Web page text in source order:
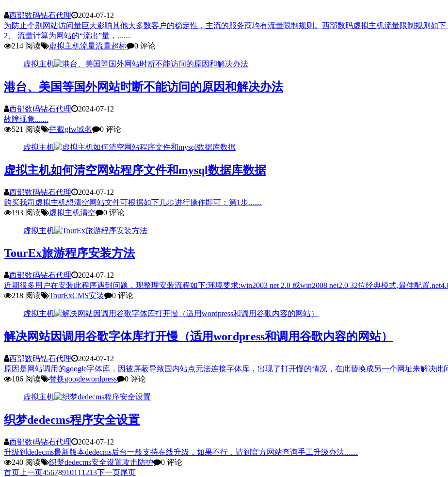
西部数码钻石代理
2024-07-12
为防止个别网站访问量巨大影响其他大多数客户的稳定性，主流的服务商均有流量限制规则。西部数码虚拟主机流量限制规则如
2、 流量计算为网站的“流出”量，.......
214 阅读
虚拟主机流量流量超标 0 评论
虚拟主机
港台、美国等国外网站时断不能访问的原因和解决办法
西部数码钻石代理
2024-07-12
故障现象.......
521 阅读
拦截gfw域名 0 评论
虚拟主机
虚拟主机如何清空网站程序文件和mysql数据库数据
西部数码钻石代理
2024-07-12
购买我司虚拟主机想清空网站文件可根据如下几步进行操作即可：第1步.......
193 阅读
虚拟主机清空 0 评论
虚拟主机
TourEx旅游程序安装方法
西部数码钻石代理
2024-07-12
近期很多用户在安装此程序遇到问题，现整理安装流程如下:环境要求:win2003 net 2.0 或win2008 net2.0 32位经典模式,最佳配置
218 阅读
TourExCMS安装 0 评论
虚拟主机
解决网站因调用谷歌字体库打开慢（适用wordpress和调用谷歌内容的网站）
西部数码钻石代理
2024-07-12
原因是网站调用的google字体库，因被屏蔽导致国内站点无法连接字体库，出现了打开慢的情况，在此替换成另一个网址来解决此
186 阅读
替换googlewordpress 0 评论
虚拟主机
织梦dedecms程序安全设置
西部数码钻石代理
2024-07-12
升级到dedecms最新版本dedecms后台一般支持在线升级，如果不行，请到官方网站查询手工升级办法.......
240 阅读
织梦dedecms安全设置攻击防护
0 评论
首页 上一页4567891011 1213下一页尾页